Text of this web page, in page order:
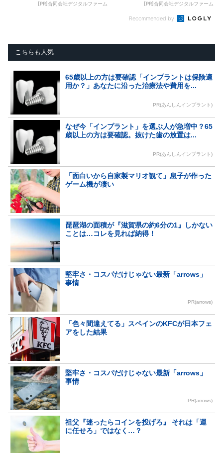
[PR]合同会社デジタルファーム [PR]合同会社デジタルファーム
Recommended by
こちらも人気
65歳以上の方は要確認「インプラントは保険適
用か？」あなたに沿った治療法や費用を...
PR(あんしんインプラント)
なぜ今「インプラント」を選ぶ人が急増中？65
歳以上の方は要確認。抜けた歯の放置は...
PR(あんしんインプラント)
「面白いから自家製マリオ観て」息子が作った
ゲーム機が凄い
琵琶湖の面積が『滋賀県の約6分の1』しかない
ことは…コレを見れば納得！
堅牢さ・コスパだけじゃない最新「arrows」
事情
PR(arrows)
「色々間違えてる」スペインのKFCが日本フェ
アをした結果
堅牢さ・コスパだけじゃない最新「arrows」
事情
PR(arrows)
祖父『迷ったらコインを投げろ』 それは「運
に任せろ」ではなく…？